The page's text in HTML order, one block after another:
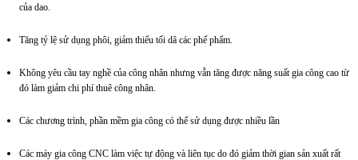
của dao.
Tăng tỷ lệ sử dụng phôi, giảm thiểu tối dâ các phế phẩm.
Không yêu cầu tay nghề của công nhân nhưng vẫn tăng được năng suất gia công cao từ
đó làm giảm chi phí thuê công nhân.
Các chương trình, phần mềm gia công có thể sử dụng được nhiều lần
Các máy gia công CNC làm việc tự động và liên tục do đó giảm thời gian sản xuất rất